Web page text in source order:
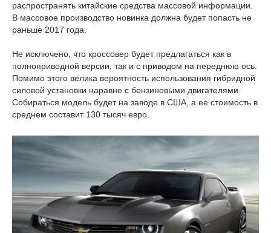
распространять китайские средства массовой информации.
В массовое производство новинка должна будет попасть не
раньше 2017 года.
Не исключено, что кроссовер будет предлагаться как в
полноприводной версии, так и с приводом на переднюю ось.
Помимо этого велика вероятность использования гибридной
силовой установки наравне с бензиновыми двигателями.
Собираться модель будет на заводе в США, а ее стоимость в
среднем составит 130 тысяч евро.